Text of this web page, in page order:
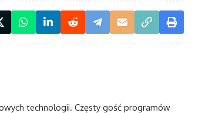
technologii. Częsty gość programów